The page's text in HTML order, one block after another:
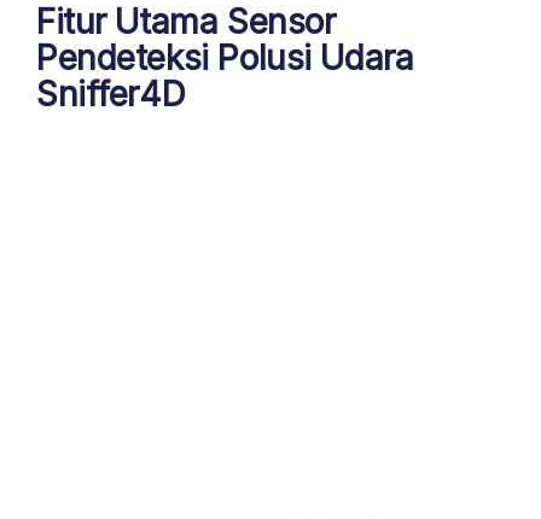
Fitur Utama Sensor
Pendeteksi Polusi Udara
Sniffer4D